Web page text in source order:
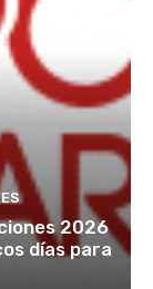
2026
días para